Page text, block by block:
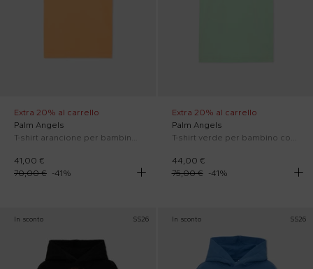
Extra 20% al carrello
Palm Angels
T-shirt arancione per bambino con stampa
41,00 €
70,00 € -41%
Extra 20% al carrello
Palm Angels
T-shirt verde per bambino con stampa
44,00 €
75,00 €
-41%
In sconto SS26 In sconto SS26